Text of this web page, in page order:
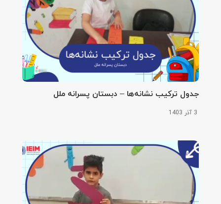
جدول ترکیب نشانه‌ها – دبستان پسرانه ملل
3 آذر 1403